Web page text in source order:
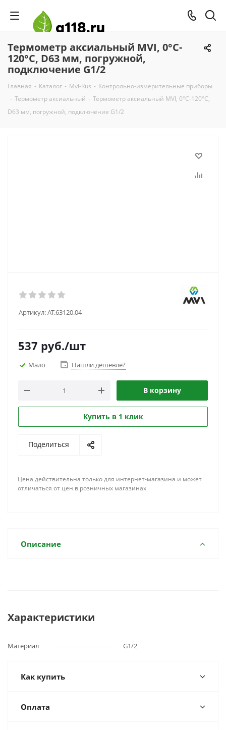
Термометр аксиальный MVI, 0°C-
120°C, D63 мм, погружной,
подключение G1/2
Главная - Каталог - Mvi-Rus - Контрольно-измерительные приборы
- Термометр аксиальный - Термометр аксиальный MVI, 0°C-120°C,
D63 мм, погружной, подключение G1/2
Артикул:AT.63120.04
537 руб./шт
Мало Нашли дешевле?
В корзину
Купить в 1 клик
Поделиться
Цена действительна только для интернет-магазина и может
отличаться от цен в розничных магазинах
Описание
Характеристики
Материал G1/2
Как купить
Оплата